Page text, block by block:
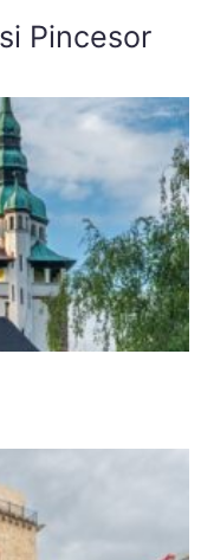
Pincesor